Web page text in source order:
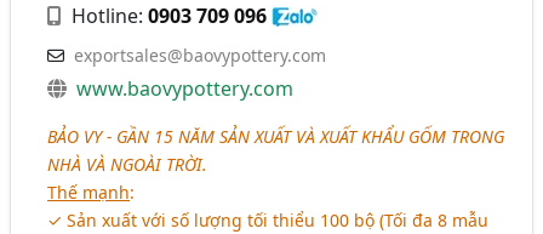
Hotline:0903 709 096
exportsales@baovypottery.com
www.baovypottery.com
BẢO VY - GẦN 15 NĂM SẢN XUẤT VÀ XUẤT KHẨU GỐM TRONG
NHÀ VÀ NGOÀI TRỜI.
Thế mạnh:
✓ Sản xuất với số lượng tối thiểu 100 bộ (Tối đa 8 mẫu